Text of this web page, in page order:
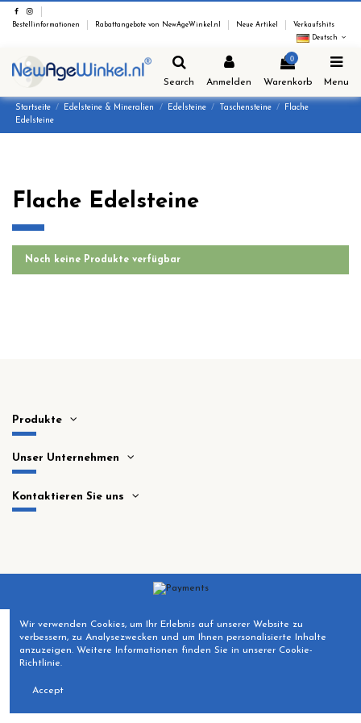
Bestellinformationen Rabattangebote von NewAgeWinkel.nl Neue Artikel
Verkaufshits
Deutsch
Search Anmelden
0
Warenkorb Menu
Startseite Edelsteine & Mineralien Edelsteine Taschensteine
Flache
Edelsteine
Flache Edelsteine
Noch keine Produkte verfügbar
Produkte
Unser Unternehmen
Kontaktieren Sie uns
Wir verwenden Cookies, um Ihr Erlebnis auf unserer Website zu
verbessern, zu Analysezwecken und um Ihnen personalisierte Inhalte
anzuzeigen. Weitere Informationen finden Sie in unserer Cookie-
Richtlinie.
Accept